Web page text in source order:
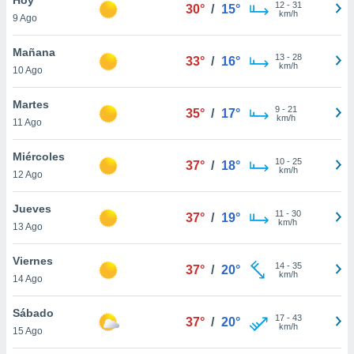
en
más
nuestra
de
cookies
aceptar
9 Ago
30° / 15° 12- 31
km/h
Mañana
10 Ago
33° / 16° 13- 28
km/h
Martes
11 Ago
35° / 17° 9- 21
km/h
Miércoles
12 Ago
37° / 18° 10- 25
km/h
Jueves
13 Ago
37° / 19° 11 - 30
km/h
Viernes
14 Ago
37° / 20° 14- 35
km/h
Sábado
15 Ago
37° / 20° 17- 43
km/h